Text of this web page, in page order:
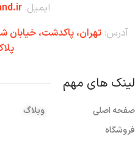
ایمیل:
آدرس:تهران،‌ پاکدشت،
لینک های مهم
صفحه اصلی
فروشگاه
وبلاگ